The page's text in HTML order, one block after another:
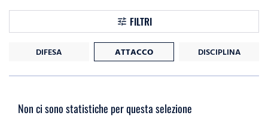
FILTRI
DIFESA ATTACCO DISCIPLINA
Non ci sono statistiche per questa selezione